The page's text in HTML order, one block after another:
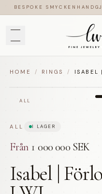
BESPOKE SMYCKEN
HOME / RINGS / ISABEL
ALL
ALL I LAGER
Från 1 000 000 SEK
Isabel |